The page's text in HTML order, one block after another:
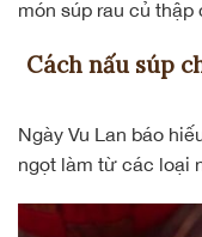
món súp rau củ thập
Cách nấu súp
Ngày Vu Lan báo
ngọt làm từ các loại